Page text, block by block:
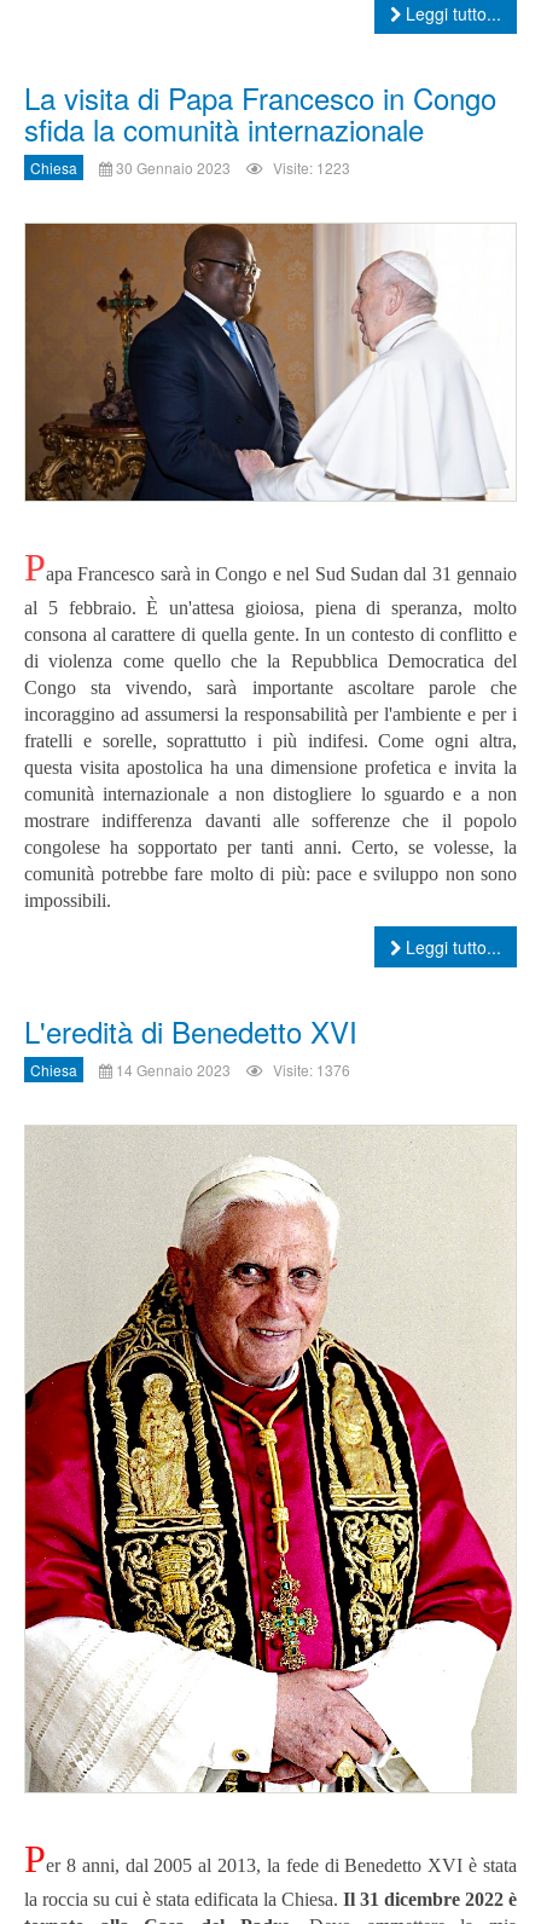
Leggi tutto...
La visita di Papa Francesco in Congo
sfida la comunità internazionale
Chiesa 30 Gennaio 2023 Visite: 1223
Papa Francesco sarà in Congo e nel Sud Sudan dal 31 gennaio
al 5 febbraio.È un'attesa gioiosa, piena di speranza, molto
consona al carattere di quella gente.In un contesto di conflitto e
di violenza come quello che la Repubblica Democratica del
Congo sta vivendo, sarà importante ascoltare parole che
incoraggino ad assumersi la responsabilità per l'ambiente e per i
fratelli e sorelle, soprattutto i più indifesi.Come ogni altra,
questa visita apostolica ha una dimensione profetica e invita la
comunità internazionale a non distogliere lo sguardo e a non
mostrare indifferenza davanti alle sofferenze che il popolo
congolese ha sopportato per tanti anni. Certo, se volesse, la
comunità potrebbe fare molto di più: pace e sviluppo non sono
impossibili.
Leggi tutto...
L'eredità di Benedetto XVI
Chiesa 14 Gennaio 2023 Visite: 1376
Per 8 anni, dal 2005 al 2013, la fede di Benedetto XVI è stata
la roccia su cui è stata edificata la Chiesa. Il 31 dicembre 2022 è